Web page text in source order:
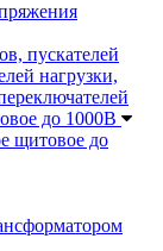
пускателей
нагрузки,
до 1000В
щитовое до